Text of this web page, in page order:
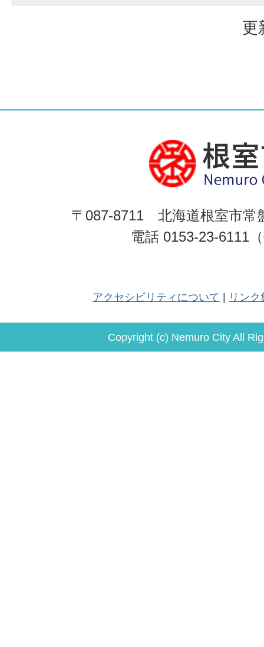
更
〒087-8711 北海道根室市常
電話 0153-23-6111
アクセシビリティについて リンク
Copyright (c) Nemuro City All